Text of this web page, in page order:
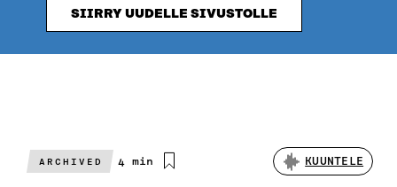
SIIRRY UUDELLE SIVUSTOLLE
ARCHIVED
Arvioitu
4 min KUUNTELE